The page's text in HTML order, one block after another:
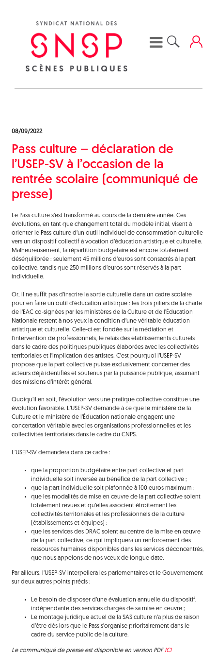
08/09/2022
Pass culture – déclaration de
l’USEP-SV à l’occasion de la
rentrée scolaire (communiqué de
presse)
Le Pass culture s’est transformé au cours de la dernière année. Ces
évolutions, en tant que changement total du modèle initial, visent à
orienter le Pass culture d’un outil individuel de consommation culturelle
vers un dispositif collectif à vocation d’éducation artistique et culturelle.
Malheureusement, la répartition budgétaire est encore totalement
déséquilibrée : seulement 45 millions d’euros sont consacrés à la part
collective, tandis que 250 millions d’euros sont réservés à la part
individuelle.
Or, il ne suffit pas d’inscrire la sortie culturelle dans un cadre scolaire
pour en faire un outil d’éducation artistique : les trois piliers de la charte
de l’EAC co-signées par les ministères de la Culture et de l’Éducation
Nationale restent à nos yeux la condition d’une véritable éducation
artistique et culturelle. Celle-ci est fondée sur la médiation et
l’intervention de professionnels, le relais des établissements culturels
dans le cadre des politiques publiques élaborées avec les collectivités
territoriales et l’implication des artistes. C’est pourquoi l’USEP-SV
propose que la part collective puisse exclusivement concerner des
acteurs déjà identifiés et soutenus par la puissance publique, assumant
des missions d’intérêt général.
Quoiqu’il en soit, l’évolution vers une pratique collective constitue une
évolution favorable. L’USEP-SV demande à ce que le ministère de la
Culture et le ministère de l’Éducation nationale engagent une
concertation véritable avec les organisations professionnelles et les
collectivités territoriales dans le cadre du CNPS.
L’USEP-SV demandera dans ce cadre :
que la proportion budgétaire entre part collective et part
individuelle soit inversée au bénéfice de la part collective ;
que la part individuelle soit plafonnée à 100 euros maximum ;
que les modalités de mise en œuvre de la part collective soient
totalement revues et qu’elles associent étroitement les
collectivités territoriales et les professionnels de la culture
(établissements et équipes) ;
que les services des DRAC soient au centre de la mise en œuvre
de la part collective, ce qui impliquera un renforcement des
ressources humaines disponibles dans les services déconcentrés,
que nous appelons de nos vœux de longue date.
Par ailleurs, l’USEP-SV interpellera les parlementaires et le Gouvernement
sur deux autres points précis :
Le besoin de disposer d’une évaluation annuelle du dispositif,
indépendante des services chargés de sa mise en œuvre ;
Le montage juridique actuel de la SAS culture n’a plus de raison
d’être dès lors que le Pass s’organise prioritairement dans le
cadre du service public de la culture.
Le communiqué de presse est disponible en version PDF ICI